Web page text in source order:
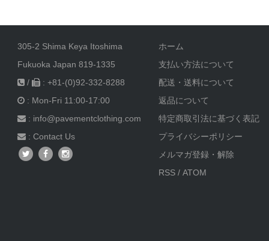
305-2 Shima Keya Itoshima
Fukuoka Japan 819-1335
/
: +81-(0)92-332-8288
: Mon-Fri 11:00-17:00
: info@pavementclothing.com
: Contact Us
ホーム
支払い方法について
配送・送料について
返品について
特定商取引法に基づく表記
プライバシーポリシー
メルマガ登録・解除
RSS /ATOM